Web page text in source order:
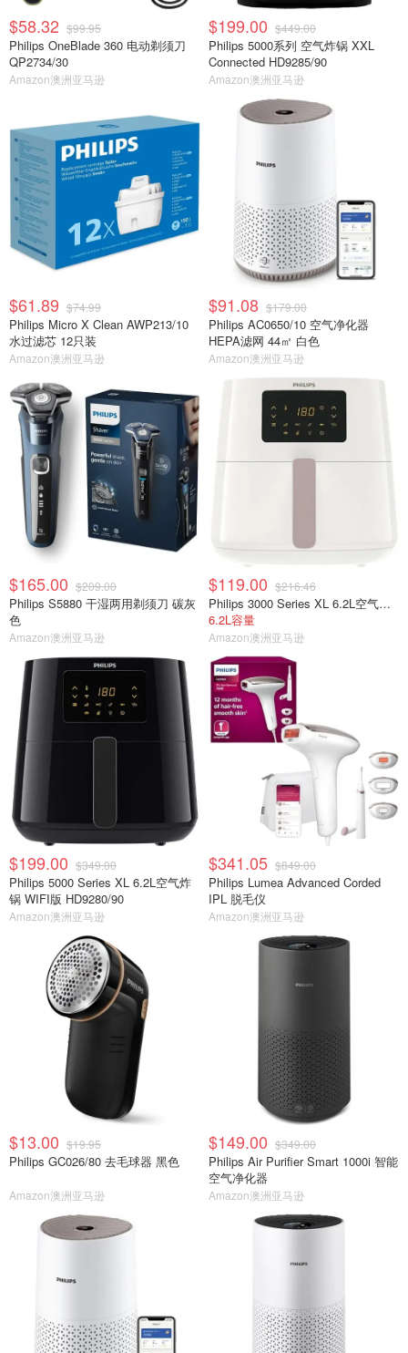
$58.32 $99.95
Philips OneBlade 360 电动剃须刀
QP2734/30
Amazon澳洲亚马逊
$199.00 $449.00
Philips 5000系列 空气炸锅 XXL
Connected HD9285/90
Amazon澳洲亚马逊
$61.89 $74.99
Philips Micro X Clean AWP213/10
水过滤芯 12只装
Amazon澳洲亚马逊
$91.08 $179.00
Philips AC0650/10 空气净化器
HEPA滤网 44㎡ 白色
Amazon澳洲亚马逊
$165.00 $209.00
Philips S5880 干湿两用剃须刀 碳灰
色
Amazon澳洲亚马逊
$119.00 $216.46
Philips 3000 Series XL 6.2L空气炸锅HD9270/21
6.2L容量
Amazon澳洲亚马逊
$199.00 $349.00
Philips 5000 Series XL 6.2L空气炸
锅 WIFI版 HD9280/90
Amazon澳洲亚马逊
$341.05 $849.00
Philips Lumea Advanced Corded
IPL 脱毛仪
Amazon澳洲亚马逊
$13.00 $19.95
Philips GC026/80 去毛球器 黑色
Amazon澳洲亚马逊
$149.00 $349.00
Philips Air Purifier Smart 1000i 智能
空气净化器
Amazon澳洲亚马逊